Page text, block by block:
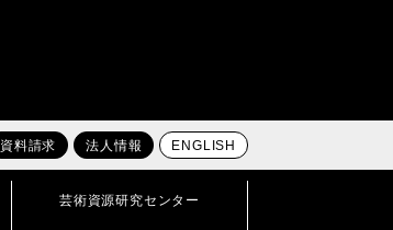
資料請求 法人情報 ENGLISH
芸術資源研究センター